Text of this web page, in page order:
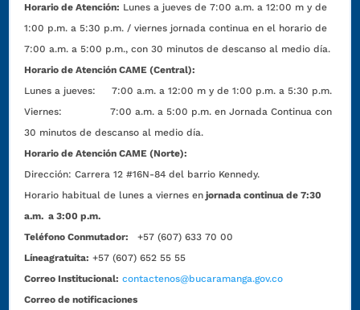
Horario de Atención: Lunes a jueves de 7:00 a.m. a 12:00 m y de
1:00 p.m. a 5:30 p.m. / viernes jornada continua en el horario de
7:00 a.m. a 5:00 p.m., con 30 minutos de descanso al medio día.
Horario de Atención CAME (Central):
Lunes a jueves: 7:00 a.m. a 12:00 m y de 1:00 p.m. a 5:30 p.m.
Viernes: 7:00 a.m. a 5:00 p.m. en Jornada Continua con
30 minutos de descanso al medio día.
Horario de Atención CAME (Norte):
Dirección:Carrera 12 #16N-84 del barrio Kennedy.
Horario habitual de lunes a viernes en jornada continua de 7:30
a.m. a 3:00 p.m.
Teléfono Conmutador:
+57 (607) 633 70 00
Líneagratuita: +57 (607) 652 55 55
Correo Institucional: contactenos@bucaramanga.gov.co
Correo de notificaciones